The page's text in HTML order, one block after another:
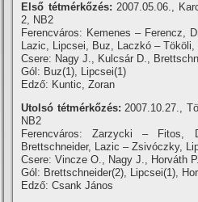
Első tétmérkőzés: 2007.05.06.,
2, NB2
Ferencváros: Kemenes – Ferencz,
Lazic, Lipcsei, Buz, Laczkó – Tököli,
Csere: Nagy J., Kulcsár D.,
Gól: Buz(1), Lipcsei(1)
Edző: Kuntic, Zoran
Utolsó tétmérkőzés: 2007.10.27.,
NB2
Ferencváros: Zarzycki – Fitos,
Brettschneider, Lazic – Zsivóczky,
Csere: Vincze O., Nagy J., Horváth P.
Gól: Brettschneider(2), Lipcsei(1),
Edző: Csank János